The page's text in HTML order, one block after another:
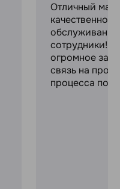
Отличный
качественное
сотрудники!
огромное за
связь на
процесса